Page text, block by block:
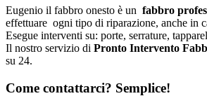
Eugenio il fabbro onesto è un fabbro
effettuare ogni tipo di riparazione, anche in
Esegue interventi su: porte, serrature,
Il nostro servizio di Pronto Intervento
su 24.
Come contattarci? Semplice!